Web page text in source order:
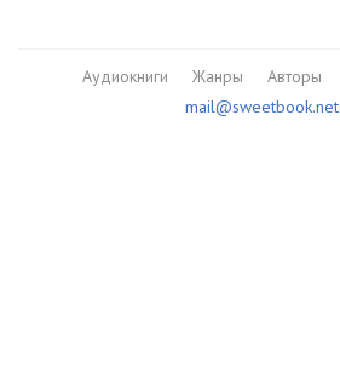
Аудиокниги Жанры Авторы
mail@sweetbook.net